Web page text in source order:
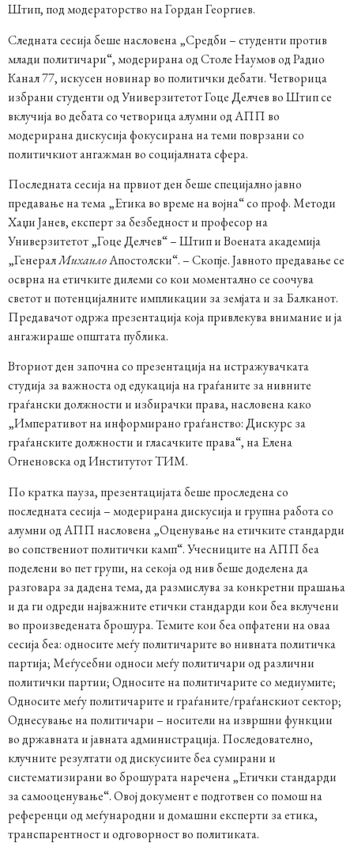
Штип, под модераторство на Гордан Георгиев.
Следната сесија беше насловена „Средби – студенти против
млади политичари“, модерирана од Столе Наумов од Радио
Канал 77, искусен новинар во политички дебати. Четворица
избрани студенти од Универзитетот Гоце Делчев во Штип се
вклучија во дебата со четворица алумни од АПП во
модерирана дискусија фокусирана на теми поврзани со
политичкиот ангажман во социјалната сфера.
Последната сесија на првиот ден беше специјално јавно
предавање на тема „Етика во време на војна“ со проф. Методи
Хаџи Јанев, експерт за безбедност и професор на
Универзитетот „Гоце Делчев“ – Штип и Воената академија
„ГенералМихаилоАпостолски“. – Скопје. Јавното предавање се
осврна на етичките дилеми со кои моментално се соочува
светот и потенцијалните импликации за земјата и за Балканот.
Предавачот одржа презентација која привлекува внимание и ја
ангажираше општата публика.
Вториот ден започна со презентација на истражувачката
студија за важноста од едукација на граѓаните за нивните
граѓански должности и избирачки права, насловена како
„Императивот на информирано граѓанство: Дискурс за
граѓанските должности и гласачките права“, на Елена
Огненовска од Институтот ТИМ.
По кратка пауза, презентацијата беше проследена со
последната сесија – модерирана дискусија и групна работа со
алумни од АПП насловена „Оценување на етичките стандарди
во сопствениот политички камп“. Учесниците на АПП беа
поделени во пет групи, на секоја од нив беше доделена да
разговара за дадена тема, да размислува за конкретни прашања
и да ги одреди најважните етички стандарди кои беа вклучени
во произведената брошура. Темите кои беа опфатени на оваа
сесија беа: односите меѓу политичарите во нивната политичка
партија; Меѓусебни односи меѓу политичари од различни
политички партии; Односите на политичарите со медиумите;
Односите меѓу политичарите и граѓаните/граѓанскиот сектор;
Однесување на политичари – носители на извршни функции
во државната и јавната администрација. Последователно,
клучните резултати од дискусиите беа сумирани и
систематизирани во брошурата наречена „Етички стандарди
за самооценување“. Овој документ е подготвен со помош на
референци од меѓународни и домашни експерти за етика,
транспарентност и одговорност во политиката.